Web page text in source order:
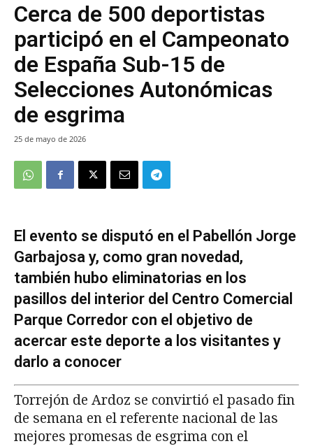
Cerca de 500 deportistas
participó en el Campeonato
de España Sub-15 de
Selecciones Autonómicas
de esgrima
25 de mayo de 2026
El evento se disputó en el Pabellón Jorge
Garbajosa y, como gran novedad,
también hubo eliminatorias en los
pasillos del interior del Centro Comercial
Parque Corredor con el objetivo de
acercar este deporte a los visitantes y
darlo a conocer
Torrejón de Ardoz se convirtió el pasado fin
de semana en el referente nacional de las
mejores promesas de esgrima con el